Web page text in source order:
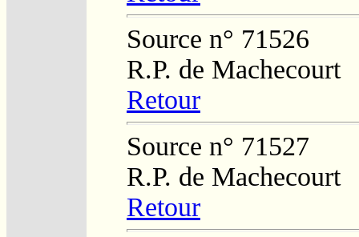
Source n° 71526
R.P. de Machecourt
Retour
Source n° 71527
R.P. de Machecourt
Retour